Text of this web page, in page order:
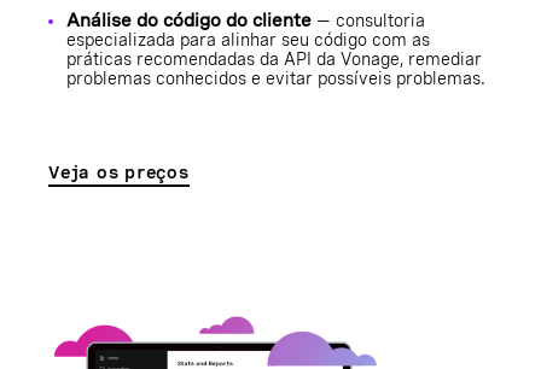
Análise do código do cliente — consultoria
especializada para alinhar seu código com as
práticas recomendadas da API da Vonage, remediar
problemas conhecidos e evitar possíveis problemas.
Veja os preços